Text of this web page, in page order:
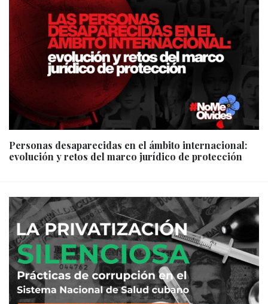
Personas desaparecidas en el ámbito internacional:
evolución y retos del marco jurídico de protección